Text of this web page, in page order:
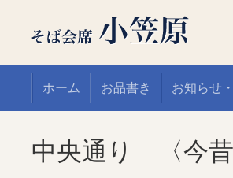
ホーム お品書き お知らせ
中央通り 〈今昔